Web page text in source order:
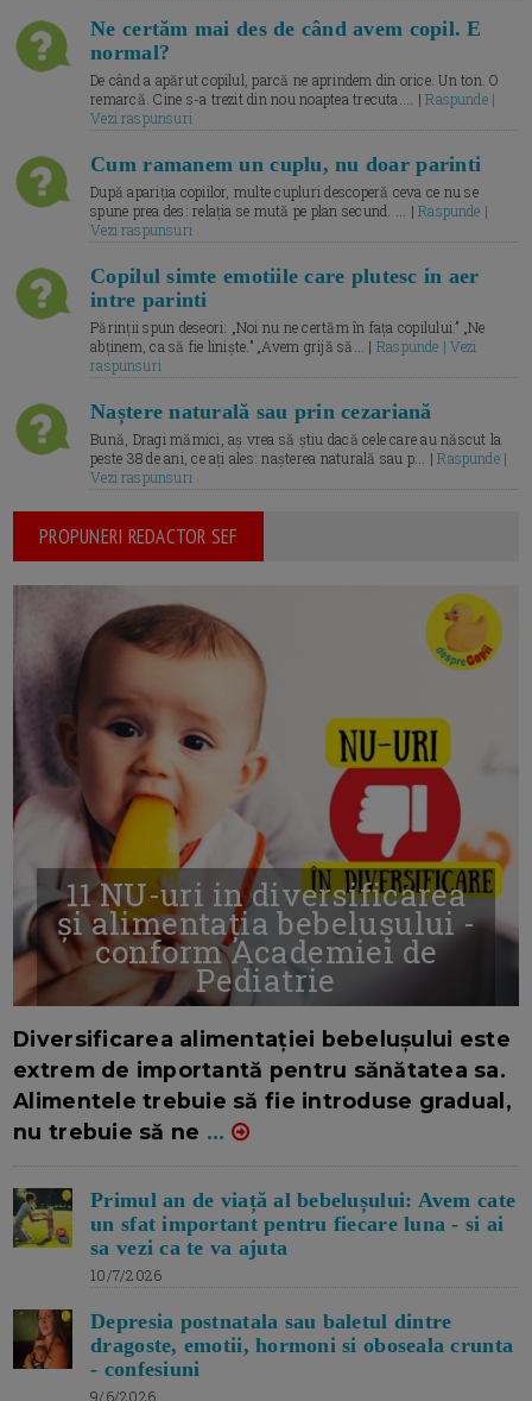
Ne certăm mai des de când avem copil. E
normal?
De când a apărut copilul, parcă ne aprindem din orice. Un ton. O
remarcă. Cine s-a trezit din nou noaptea trecuta.... |Raspunde |
Vezi raspunsuri
Cum ramanem un cuplu, nu doar parinti
După apariția copiilor, multe cupluri descoperă ceva ce nu se
spune prea des: relația se mută pe plan secund. ... |Raspunde |
Vezi raspunsuri
Copilul simte emotiile care plutesc in aer
intre parinti
Părinții spun deseori: „Noi nu ne certăm în fața copilului.” „Ne
abținem, ca să fie liniște.” „Avem grijă să... | Raspunde | Vezi
raspunsuri
Naștere naturală sau prin cezariană
Bună, Dragi mămici, aș vrea să știu dacă cele care au născut la
peste 38 de ani, ce ați ales: nașterea naturală sau p... |Raspunde |
Vezi raspunsuri
PROPUNERI REDACTOR SEF
11 NU-uri in diversificarea
și alimentația bebelușului -
conform Academiei de
Pediatrie
Diversificarea alimentației bebelușului este
extrem de importantă pentru sănătatea sa.
Alimentele trebuie să fie introduse gradual,
nu trebuie să ne ...
Primul an de viață al bebelușului: Avem cate
un sfat important pentru fiecare luna - si ai
sa vezi ca te va ajuta
10/7/2026
Depresia postnatala sau baletul dintre
dragoste, emotii, hormoni si oboseala crunta
- confesiuni
9/6/2026